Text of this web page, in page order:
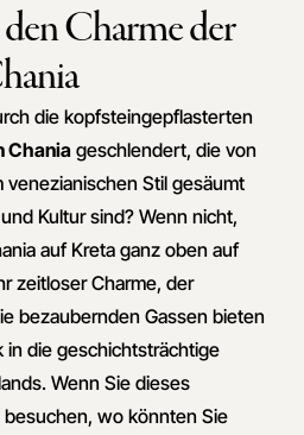
Charme der
die kopfsteingepflasterten
Chania geschlendert, die von
Stil gesäumt
Kultur sind? Wenn nicht,
auf Kreta ganz oben auf
zeitloser Charme, der
bezaubernden Gassen bieten
in die geschichtsträchtige
Wenn Sie dieses
wo könnten Sie